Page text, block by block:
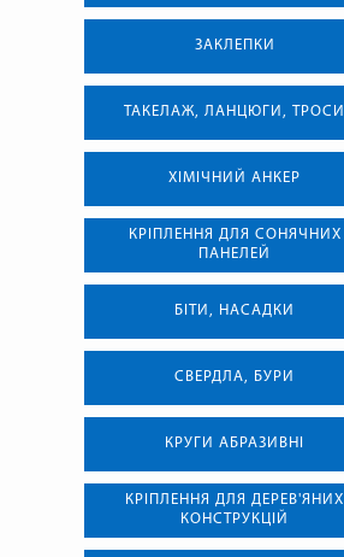
ЗАКЛЕПКИ
ТАКЕЛАЖ, ЛАНЦЮГИ, ТРОСИ
ХІМІЧНИЙ АНКЕР
КРІПЛЕННЯ ДЛЯ СОНЯЧНИХ
ПАНЕЛЕЙ
БІТИ, НАСАДКИ
СВЕРДЛА, БУРИ
КРУГИ АБРАЗИВНІ
КРІПЛЕННЯ ДЛЯ ДЕРЕВ'ЯНИХ
КОНСТРУКЦІЙ